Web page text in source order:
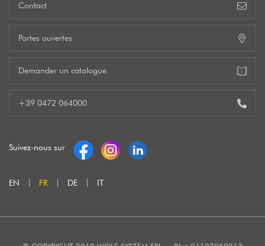
Contact
Portes ouvertes
Demander un catalogue
+39 0472 064000
Suivez-nous sur
EN FR DE IT